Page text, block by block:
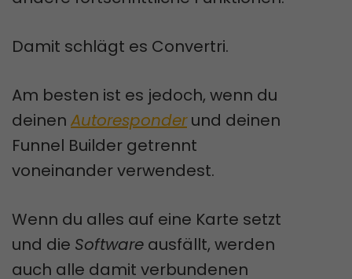
Damit schlägt es Convertri.
Am besten ist es jedoch, wenn du
deinen Autoresponderund deinen
Funnel Builder getrennt
voneinander verwendest.
Wenn du alles auf eine Karte setzt
und die Software ausfällt, werden
auch alle damit verbundenen